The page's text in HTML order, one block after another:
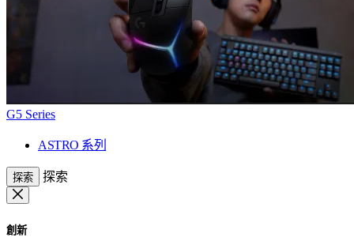
G5 Series
ASTRO 系列
探索 探索
創新